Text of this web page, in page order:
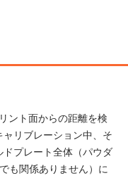
ント面からの距離を検
リブレーション中、そ
プレート全体（パウダ
も関係ありません）に